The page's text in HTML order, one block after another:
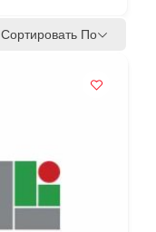
Сортировать По